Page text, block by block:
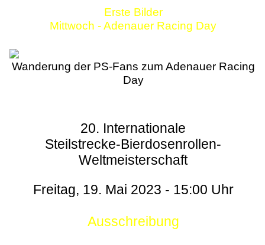
Erste Bilder
Mittwoch - Adenauer Racing Day
Wanderung der PS-Fans zum Adenauer Racing
Day
20. Internationale
Steilstrecke-Bierdosenrollen-
Weltmeisterschaft
Freitag, 19. Mai 2023 - 15:00 Uhr
Ausschreibung